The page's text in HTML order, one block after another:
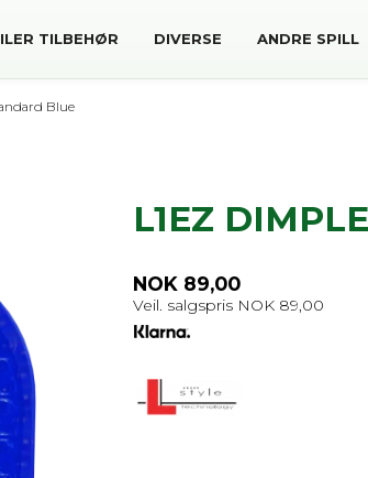
TILBEHØR DIVERSE ANDRE SPILL
Blue
L1EZ
NOK 89,00
Veil. salgspris NOK 89,00